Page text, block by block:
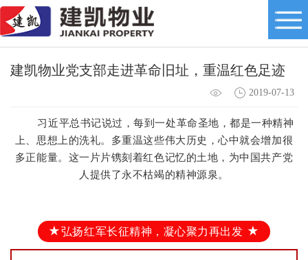
建凯物业党支部走进革命旧址，重温红色足迹
2019-07-13
习近平总书记说过，每到一处革命圣地，都是一种精神
上、思想上的洗礼。 多重温这些伟大历史，心中就会增加很
多正能量。 这一片片镌刻着红色记忆的土地，为中国共产党
人提供了永不枯竭的精神源泉。
★弘扬红军长征精神，凝心聚力再出发 ★